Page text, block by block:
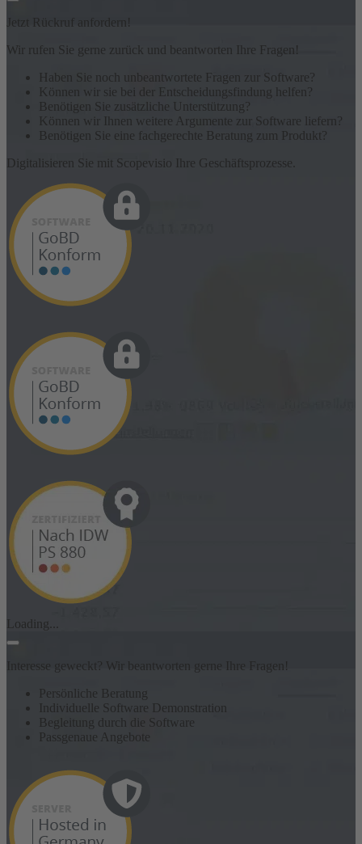
Jetzt Rückruf anfordern!
Wir rufen Sie gerne zurück und beantworten Ihre Fragen!
Haben Sie noch unbeantwortete Fragen zur Software?
Können wir sie bei der Entscheidungsfindung helfen?
Benötigen Sie zusätzliche Unterstützung?
Können wir Ihnen weitere Argumente zur Software liefern?
Benötigen Sie eine fachgerechte Beratung zum Produkt?
Digitalisieren Sie mit Scopevisio Ihre Geschäftsprozesse.
Loading...
Interesse geweckt? Wir beantworten gerne Ihre Fragen!
Persönliche Beratung
Individuelle Software Demonstration
Begleitung durch die Software
Passgenaue Angebote